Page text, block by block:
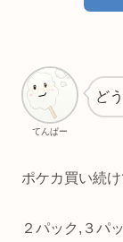
てんぱー
ど
ポケカ買い続け
２パック,３パ